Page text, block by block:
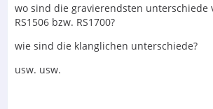
wo sind die gravierendsten unterschiede
RS1506 bzw. RS1700?
wie sind die klanglichen unterschiede?
usw. usw.